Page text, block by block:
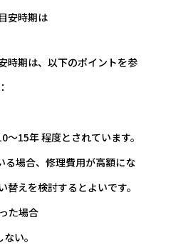
安時期は
時期は、以下のポイントを参
～15年 程度とされています。
る場合、修理費用が高額にな
えを検討するとよいです。
た場合
い。